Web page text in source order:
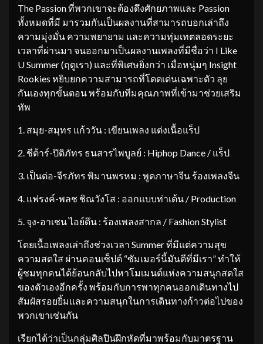
The Passion ที่พวกเขาจะต้องดึงศักยภาพและ Passion
ทั้งหมดที่มี มารวมกันเป็นผลงานที่สามารถบอกเล่าถึง
ความมุ่งมั่น ความพยายาม และความทุ่มเทตลอดระยะ
เวลาที่ผ่านมา จนออกมาเป็นผลงานเพลงที่มีชื่อว่า I Like
U Summer (ฤดูเรา) และที่พิเศษยิ่งกว่า เมื่อหนุ่มๆ Insight
Rookies หยิบยกความสามารถที่โดดเด่นเฉพาะตัว ลุย
กันเองทุกขั้นตอน พร้อมกับทีมคุณภาพที่เข้ามาช่วยเสริม
ทัพ
1. สมุย-สมุทร แก้ววัน : เขียนเพลง แต่งเนื้อแร็ป
2. ชีต้าร์-ปิติภัทร ธนสารไพบูลย์ : Hiphop Dance / แร็ป
3. เป็นต่อ-จีรภัทร พิมานพรหม : พูดภาษาจีน ร้องเพลงจีน
4. แฟรงค์-พลช ชิณวังโส : ออกแบบท่าเต้น / Production
5. จุง-อาเชน ไอย์ดึน : ร้องเพลงสากล / Fashion Stylist
โดยเนื้อเพลงเล่าถึงช่วงเวลา Summer ที่มีแต่ความสุข
ความสดใส ผ่านคอนเซ็ปต์ “ซัมเมอร์นี้มันดีที่มีเรา” ทำให้
ผู้ชมทุกคนได้ย้อนกลับไปหาโมเมนต์แห่งความสนุกสดใส
ของตัวเองอีกครั้ง พร้อมกับการพาทุกคนออกเดินทางไป
สัมผัสรอยยิ้มและความสนุกในการเดินทางก้าวต่อไปของ
พวกเขาเช่นกัน
เรียกได้ว่าเป็นกลุ่มศิลปินฝึกหัดที่มาพร้อมกับมาตรฐาน